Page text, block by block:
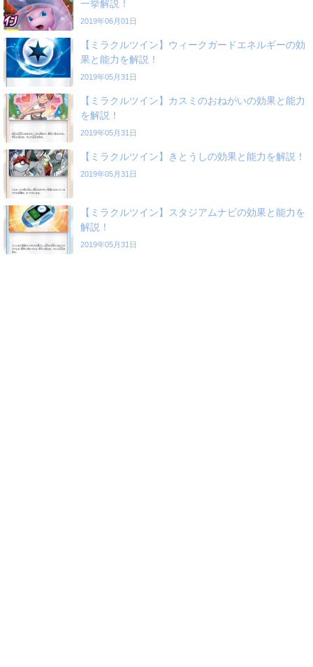
一挙解説！
2019年06月01日
【ミラクルツイン】ウィークガードエネルギーの効
果と能力を解説！
2019年05月31日
【ミラクルツイン】カスミのおねがいの効果と能力
を解説！
2019年05月31日
【ミラクルツイン】きとうしの効果と能力を解説！
2019年05月31日
【ミラクルツイン】スタジアムナビの効果と能力を
解説！
2019年05月31日